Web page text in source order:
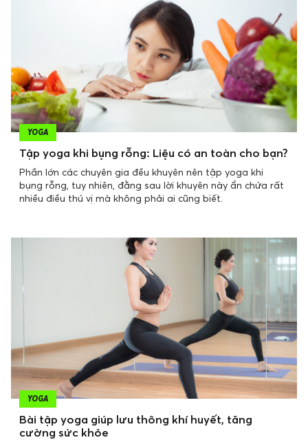
YOGA
Tập yoga khi bụng rỗng: Liệu có an toàn cho bạn?
Phần lớn các chuyên gia đều khuyên nên tập yoga khi
bụng rỗng, tuy nhiên, đằng sau lời khuyên này ẩn chứa rất
nhiều điều thú vị mà không phải ai cũng biết.
YOGA
Bài tập yoga giúp lưu thông khí huyết, tăng
cường sức khỏe